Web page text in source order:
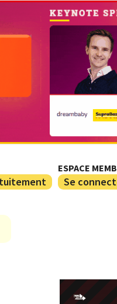
ESPACE
Se